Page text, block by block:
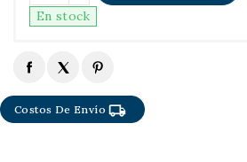
En stock
Costos De Envíolocal_shipping